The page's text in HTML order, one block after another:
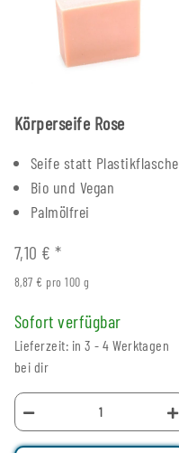
Körperseife Rose
Seife statt Plastikflasche
Bio und Vegan
Palmölfrei
7,10 €*
8,87 € pro 100 g
Sofort verfügbar
Lieferzeit: in 3 - 4 Werktagen
bei dir